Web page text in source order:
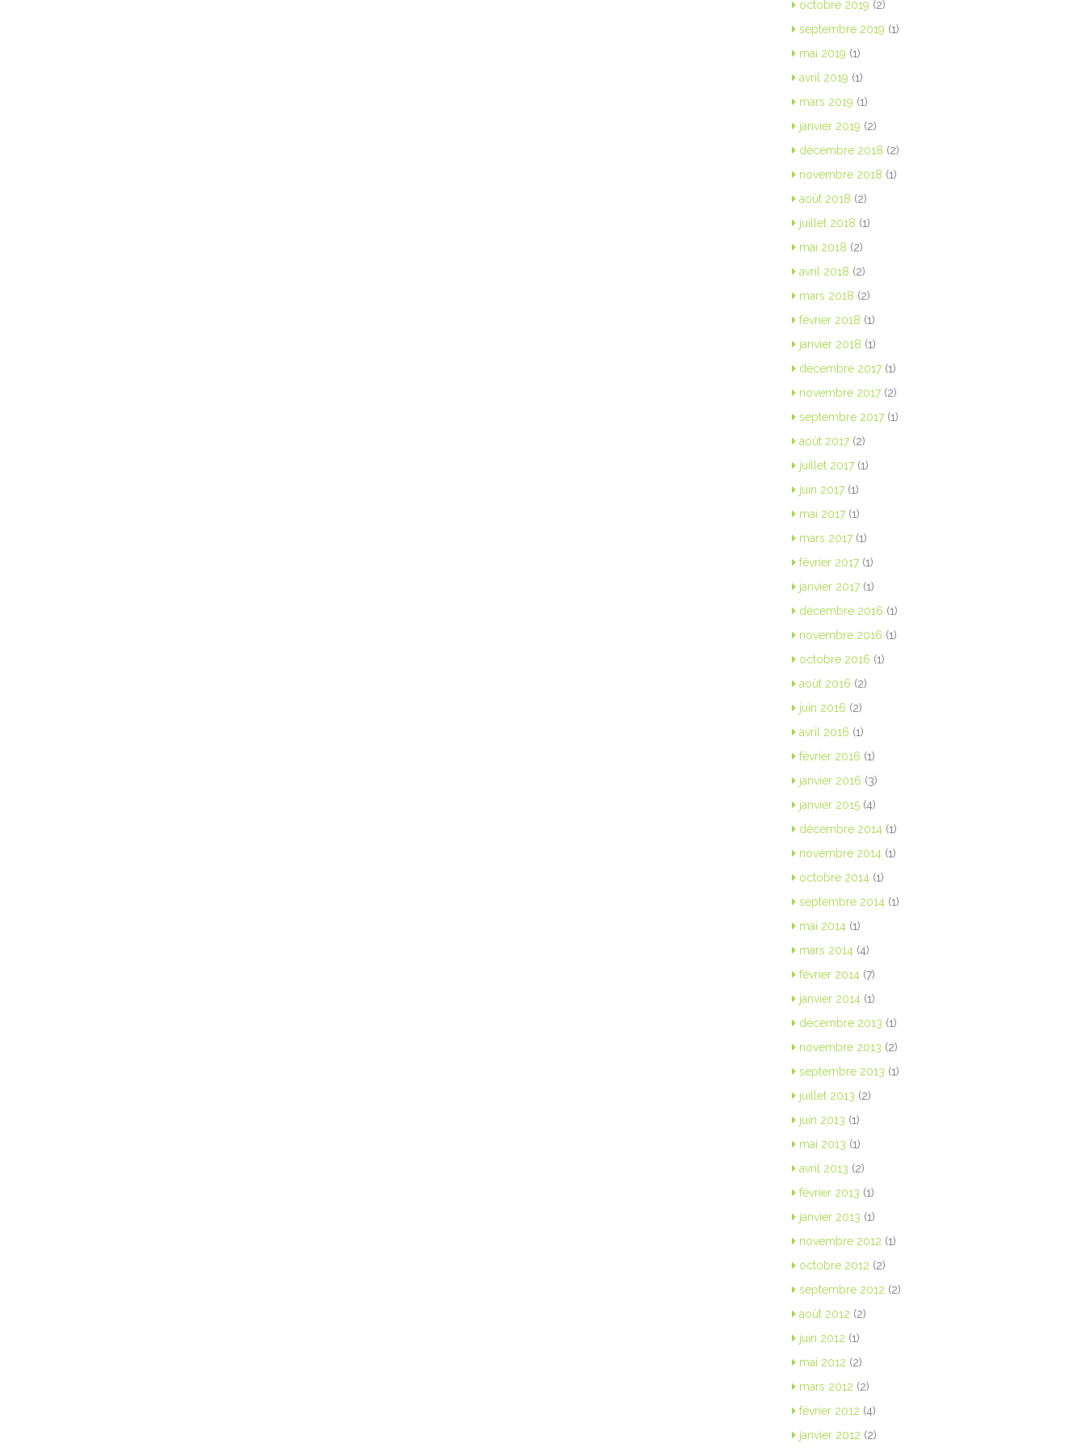
octobre 2019 (2)
septembre 2019 (1)
mai 2019 (1)
avril 2019 (1)
mars 2019 (1)
janvier 2019 (2)
décembre 2018 (2)
novembre 2018 (1)
août 2018 (2)
juillet 2018 (1)
mai 2018 (2)
avril 2018 (2)
mars 2018 (2)
février 2018 (1)
janvier 2018 (1)
décembre 2017(1)
novembre 2017(2)
septembre 2017(1)
août 2017(2)
juillet 2017(1)
juin 2017(1)
mai 2017(1)
mars 2017(1)
février 2017(1)
janvier 2017(1)
décembre 2016 (1)
novembre 2016 (1)
octobre 2016 (1)
août 2016 (2)
juin 2016 (2)
avril 2016 (1)
février 2016 (1)
janvier 2016 (3)
janvier 2015(4)
décembre 2014(1)
novembre 2014(1)
octobre 2014(1)
septembre 2014(1)
mai 2014(1)
mars 2014(4)
février 2014(7)
janvier 2014(1)
décembre 2013 (1)
novembre 2013 (2)
septembre 2013 (1)
juillet 2013 (2)
juin 2013 (1)
mai 2013 (1)
avril 2013 (2)
février 2013 (1)
janvier 2013 (1)
novembre 2012 (1)
octobre 2012 (2)
septembre 2012 (2)
août 2012 (2)
juin 2012 (1)
mai 2012 (2)
mars 2012 (2)
février 2012 (4)
janvier 2012 (2)